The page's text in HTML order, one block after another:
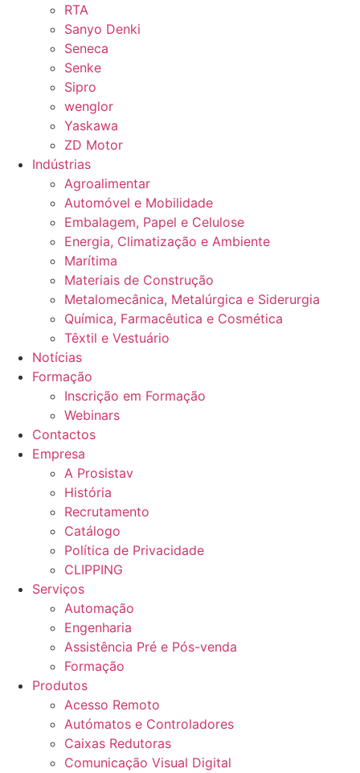
RTA
Sanyo Denki
Seneca
Senke
Sipro
wenglor
Yaskawa
ZD Motor
Indústrias
Agroalimentar
Automóvel e Mobilidade
Embalagem, Papel e Celulose
Energia, Climatização e Ambiente
Marítima
Materiais de Construção
Metalomecânica, Metalúrgica e Siderurgia
Química, Farmacêutica e Cosmética
Têxtil e Vestuário
Notícias
Formação
Inscrição em Formação
Webinars
Contactos
Empresa
A Prosistav
História
Recrutamento
Catálogo
Política de Privacidade
CLIPPING
Serviços
Automação
Engenharia
Assistência Pré e Pós-venda
Formação
Produtos
Acesso Remoto
Autómatos e Controladores
Caixas Redutoras
Comunicação Visual Digital